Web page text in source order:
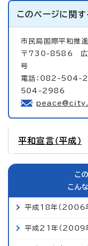
このページに関す
市民局国際平和推
〒730-8586 広
号
電話：082-504-
504-2986
平和宣言（平成）
こ
こん
平成18年（2006
平成21年（2009